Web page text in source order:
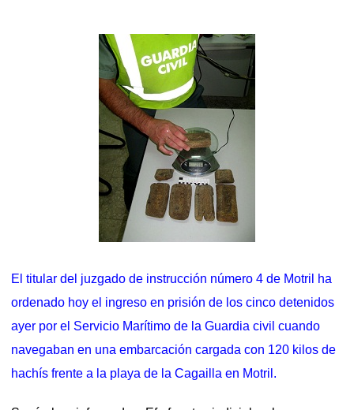
El titular del juzgado de instrucción número 4 de Motril ha
ordenado hoy el ingreso en prisión de los cinco detenidos
ayer por el Servicio Marítimo de la Guardia civil cuando
navegaban en una embarcación cargada con 120 kilos de
hachís frente a la playa de la Cagailla en Motril.